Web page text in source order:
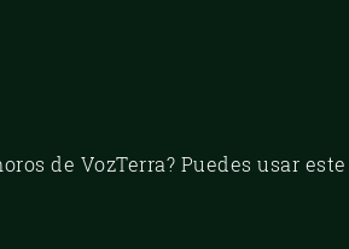
de VozTerra? Puedes usar